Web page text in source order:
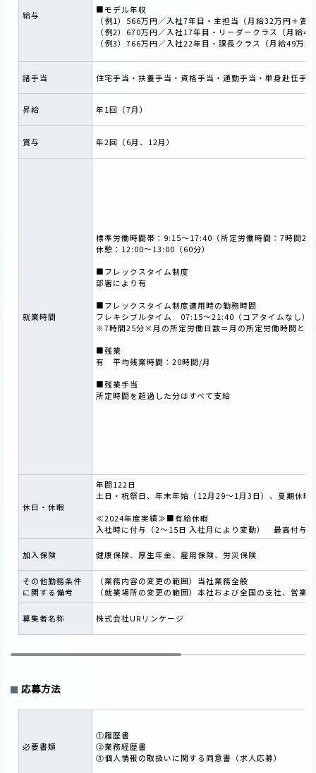
給与
■モデル年収
（例1）566万円／入社7年目・主担当（月給32万円＋賞
（例2）670万円／入社17年目・リーダークラス（月給
（例3）766万円／入社22年目・課長クラス（月給49万円
諸手当 住宅手当・扶養手当・資格手当・通勤手当・単身赴任手
昇給 年1回（7月）
賞与 年2回（6月、12月）
就業時間
標準労働時間帯：9:15～17:40（所定労働時間：7時間25
休憩：12:00～13:00（60分）
■フレックスタイム制度
部署により有
■フレックスタイム制度適用時の勤務時間
フレキシブルタイム 07:15～21:40（コアタイムなし）
※7時間25分×月の所定労働日数＝月の所定労働時間と
■残業
有 平均残業時間：20時間/月
■残業手当
所定時間を超過した分はすべて支給
休日・休暇
年間122日
土日・祝祭日、年末年始（12月29～1月3日）、夏期休
≪2024年度実績≫■有給休暇
入社時に付与（2～15日 入社月により変動） 最高付与
加入保険 健康保険、厚生年金、雇用保険、労災保険
その他勤務条件
に関する備考
（業務内容の変更の範囲）当社業務全般
（就業場所の変更の範囲）本社および全国の支社、営業所
募集者名称 株式会社URリンケージ
応募方法
必要書類
①履歴書
②業務経歴書
③個人情報の取扱いに関する同意書（求人応募）